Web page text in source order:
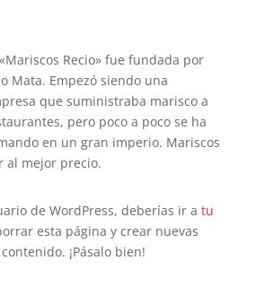
Recio» fue fundada por
Mata. Empezó siendo una
que suministraba marisco a
pero poco a poco se ha
en un gran imperio. Mariscos
al mejor precio.
de WordPress, deberías ir a tu
esta página y crear nuevas
¡Pásalo bien!